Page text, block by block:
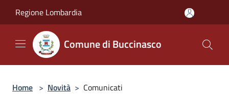
Regione Lombardia
Comune di Buccinasco
Home > Novità > Comunicati